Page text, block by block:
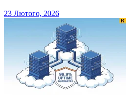
23 Лютого, 2026